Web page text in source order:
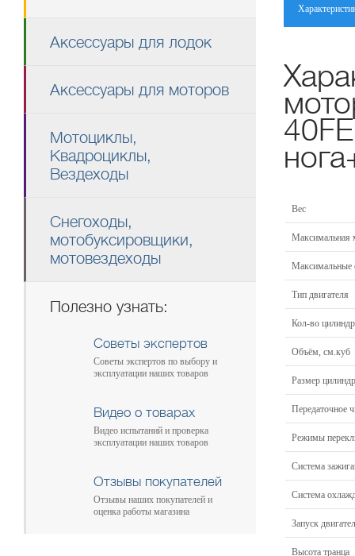
Аксессуары для лодок
Аксессуары для моторов
Мотоциклы,
Квадроциклы,
Вездеходы
Снегоходы,
мотобуксировщики,
мотовездеходы
Полезно узнать:
Советы экспертов
Советы экспертов по выбору и
эксплуатации наших товаров
Видео о товарах
Видео испытаний и проверка
эксплуатации наших товаров
Отзывы покупателей
Отзывы наших покупателей и
оценка работы магазина
Вес
Максимальная
Максимальные
Тип двигателя
Кол-во
Объём, см.куб
Размер
Передаточное
Режимы
Система
Система
Запуск
Высота транца